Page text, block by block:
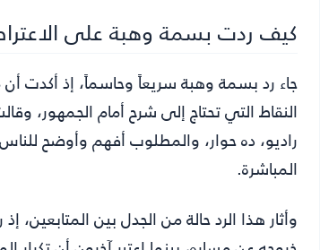
كيف ردت بسمة وهبة على
جاء رد بسمة وهبة سريعاً وحاسماً، إذ أكدت
النقاط التي تحتاج إلى شرح أمام الجمهور،
راديو، ده حوار، والمطلوب أفهم وأوضح
المباشرة.
وأثار هذا الرد حالة من الجدل بين